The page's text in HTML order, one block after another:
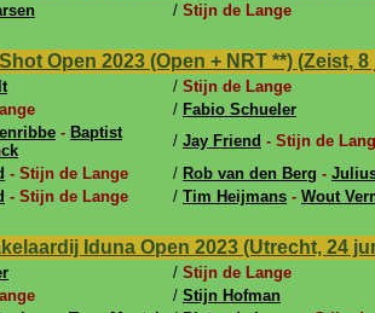
/ Stijn de Lange
Open 2023 (Open + NRT **) (Zeist,
/ Stijn de Lange
/ Fabio Schueler
- Baptist
/ Jay Friend - Stijn de
- Stijn de Lange / Rob van den Berg -
- Stijn de Lange / Tim Heijmans - Wout
Iduna Open 2023 (Utrecht, 24
/ Stijn de Lange
/ Stijn Hofman